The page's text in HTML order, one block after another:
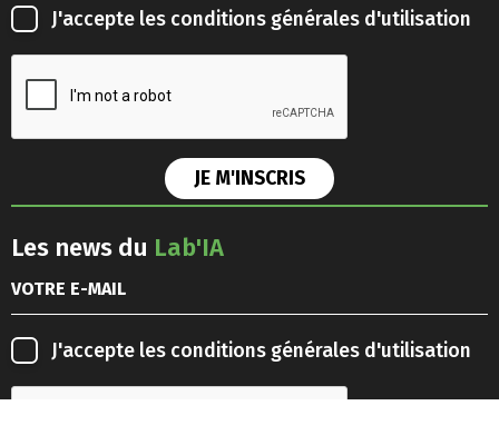
J'accepte les conditions générales d'utilisation
Les news du Lab'IA
J'accepte les conditions générales d'utilisation